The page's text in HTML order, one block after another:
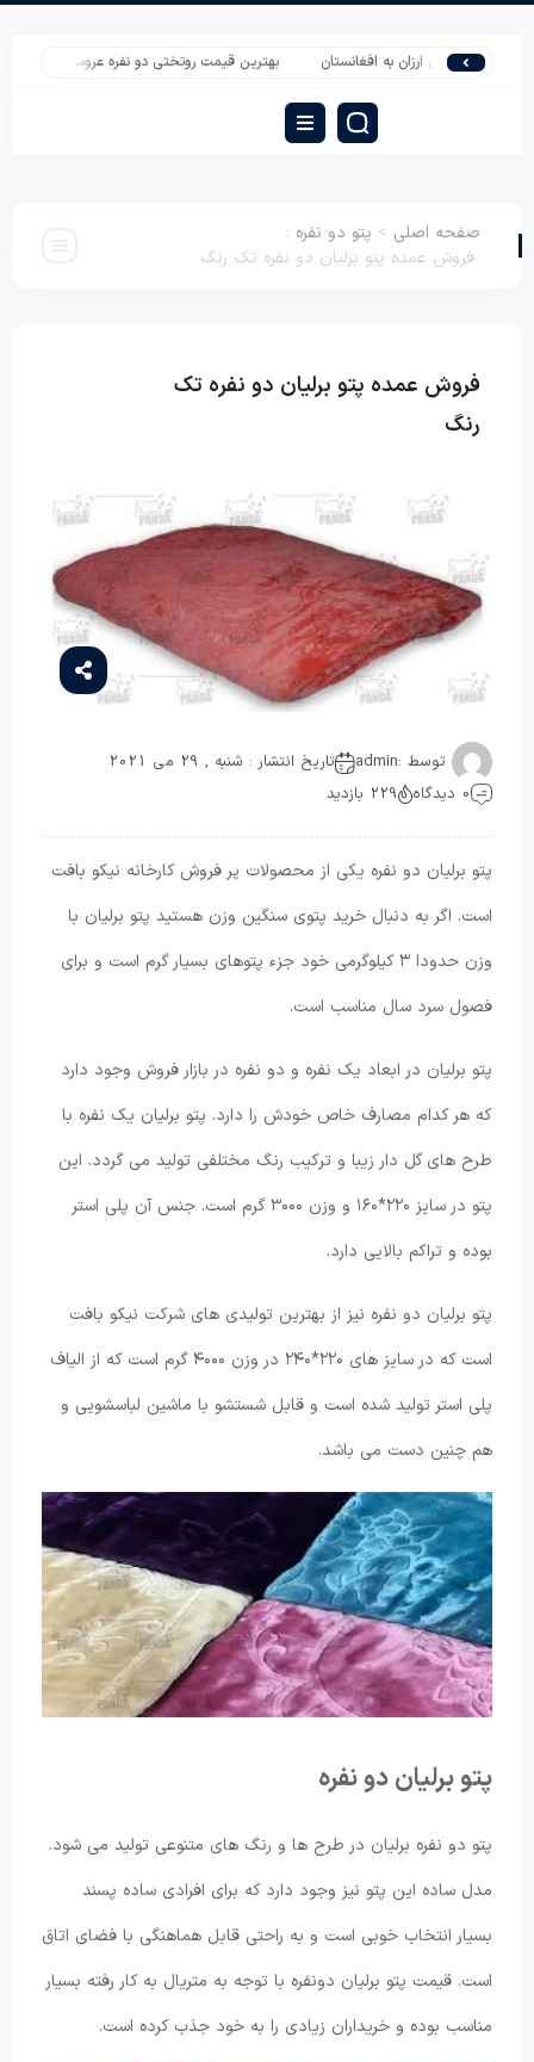
ارزان به افغانستان بهترین قیمت روتختی دو نفره عروس فروش عمده
صفحه اصلی > پتو دو نفره :
فروش عمده پتو برلیان دو نفره تک رنگ
فروش عمده پتو برلیان دو نفره تک
رنگ
توسط :admin
تاریخ انتشار : شنبه , 29 می 2021
0 دیدگاه
229 بازدید
پتو برلیان دو نفره یکی از محصولات پر فروش کارخانه نیکو بافت
است. اگر به دنبال خرید پتوی سنگین وزن هستید پتو برلیان با
وزن حدودا ۳ کیلوگرمی خود جزء پتوهای بسیار گرم است و برای
فصول سرد سال مناسب است.
پتو برلیان در ابعاد یک نفره و دو نفره در بازار فروش وجود دارد
که هر کدام مصارف خاص خودش را دارد. پتو برلیان یک نفره با
طرح های گل دار زیبا و ترکیب رنگ مختلفی تولید می گردد. این
پتو در سایز ۲۲۰*۱۶۰ و وزن ۳۰۰۰ گرم است. جنس آن پلی استر
بوده و تراکم بالایی دارد.
پتو برلیان دو نفره نیز از بهترین تولیدی های شرکت نیکو بافت
است که در سایز های ۲۲۰*۲۴۰ در وزن ۴۰۰۰ گرم است که از الیاف
پلی استر تولید شده است و قابل شستشو با ماشین لباسشویی و
هم چنین دست می باشد.
پتو برلیان دو نفره
پتو دو نفره برلیان در طرح ها و رنگ های متنوعی تولید می شود.
مدل ساده این پتو نیز وجود دارد که برای افرادی ساده پسند
بسیار انتخاب خوبی است و به راحتی قابل هماهنگی با فضای اتاق
است. قیمت پتو برلیان دونفره با توجه به متریال به کار رفته بسیار
مناسب بوده و خریداران زیادی را به خود جذب کرده است.